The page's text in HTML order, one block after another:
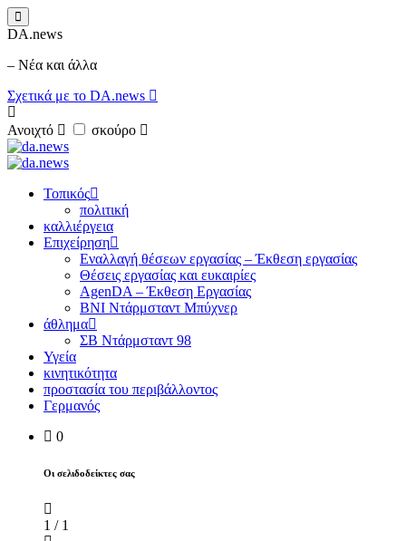
DA.news
– Νέα και άλλα
Σχετικά με το DA.news
Ανοιχτό σκούρο
Τοπικός
πολιτική
καλλιέργεια
Επιχείρηση
Εναλλαγή θέσεων εργασίας – Έκθεση εργασίας
Θέσεις εργασίας και ευκαιρίες
AgenDA – Έκθεση Εργασίας
BNI Ντάρμσταντ Μπύχνερ
άθλημα
ΣΒ Ντάρμσταντ 98
Υγεία
κινητικότητα
προστασία του περιβάλλοντος
Γερμανός
0
Οι σελιδοδείκτες σας
1 / 1